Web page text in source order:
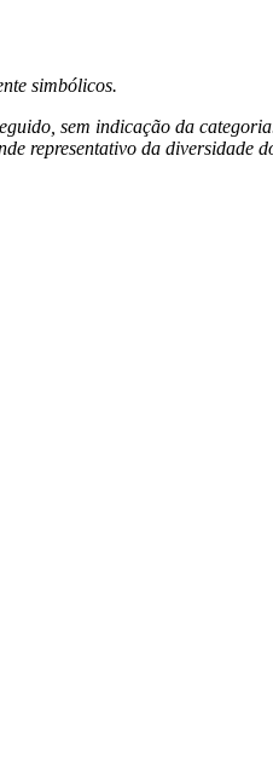
simbólicos.
sem indicação da
representativo da diversidade